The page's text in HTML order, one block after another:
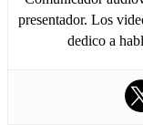
presentador. Los
dedico a